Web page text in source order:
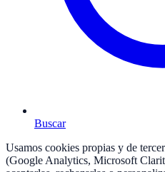
Buscar
Usamos cookies propias y de
(Google Analytics, Microsoft